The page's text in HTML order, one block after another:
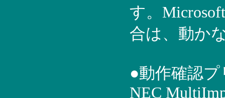
す。
合は、動か
●動作確認
NEC